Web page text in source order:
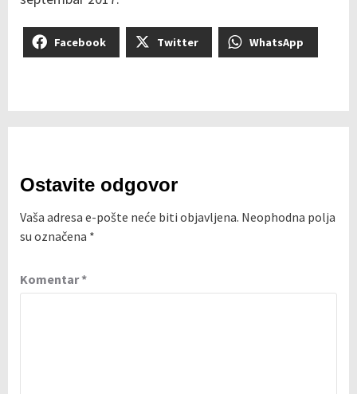
Facebook Twitter WhatsApp
Ostavite odgovor
Vaša adresa e-pošte neće biti objavljena. Neophodna polja
su označena *
Komentar*